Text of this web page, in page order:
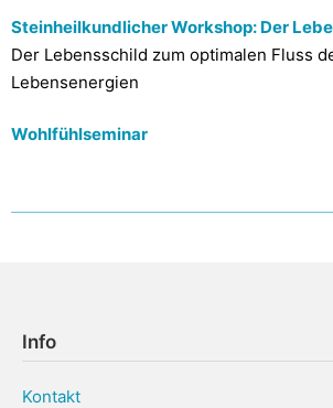
Steinheilkundlicher Workshop: Der
Der Lebensschild zum optimalen Fluss
Lebensenergien
Wohlfühlseminar
Info
Kontakt